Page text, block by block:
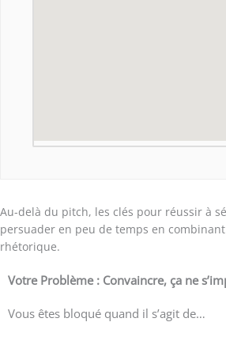
Au-delà du pitch, les clés pour réussir à
persuader en peu de temps en
rhétorique.
Votre Problème : Convaincre, ça ne
Vous êtes bloqué quand il s’agit de…